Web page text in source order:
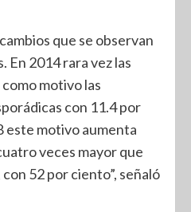
que se observan
En 2014 rara vez las
motivo las
con 11.4 por
este motivo aumenta
veces mayor que
52 por ciento”, señaló